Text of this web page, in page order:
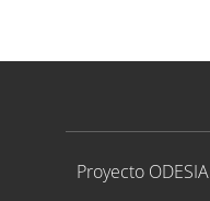
Proyecto ODESIA
Proyecto ODESIA